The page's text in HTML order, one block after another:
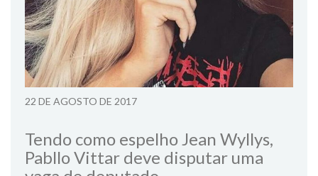
22 DE AGOSTO DE 2017
Tendo como espelho Jean Wyllys,
Pabllo Vittar deve disputar uma